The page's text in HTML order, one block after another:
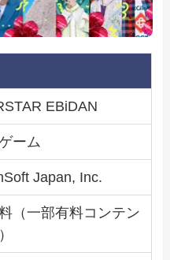
EBiDAN
ーム
Japan, Inc.
（一部有料コンテン